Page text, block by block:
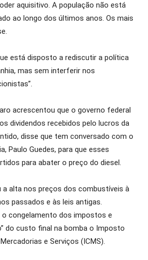
aquisitivo. A população não está
ao longo dos últimos anos. Os mais
está disposto a rediscutir a política
mas sem interferir nos
acrescentou que o governo federal
dividendos recebidos pelo lucros da
disse que tem conversado com o
Paulo Guedes, para que esses
para abater o preço do diesel.
a alta nos preços dos combustíveis à
passados e às leis antigas.
congelamento dos impostos e
do custo final na bomba o Imposto
e Serviços (ICMS).